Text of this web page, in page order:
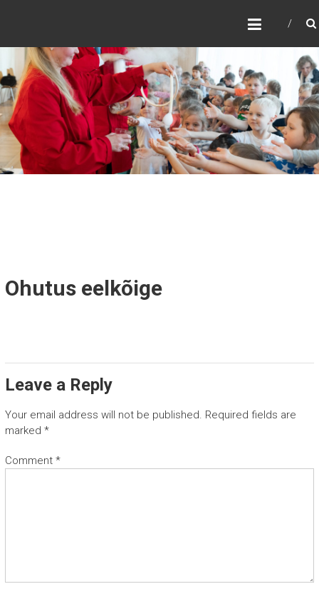
Järgmine WordPress veebileht
Ohutus eelkõige
Leave a Reply
Your email address will not be published. Required fields are
marked *
Comment *